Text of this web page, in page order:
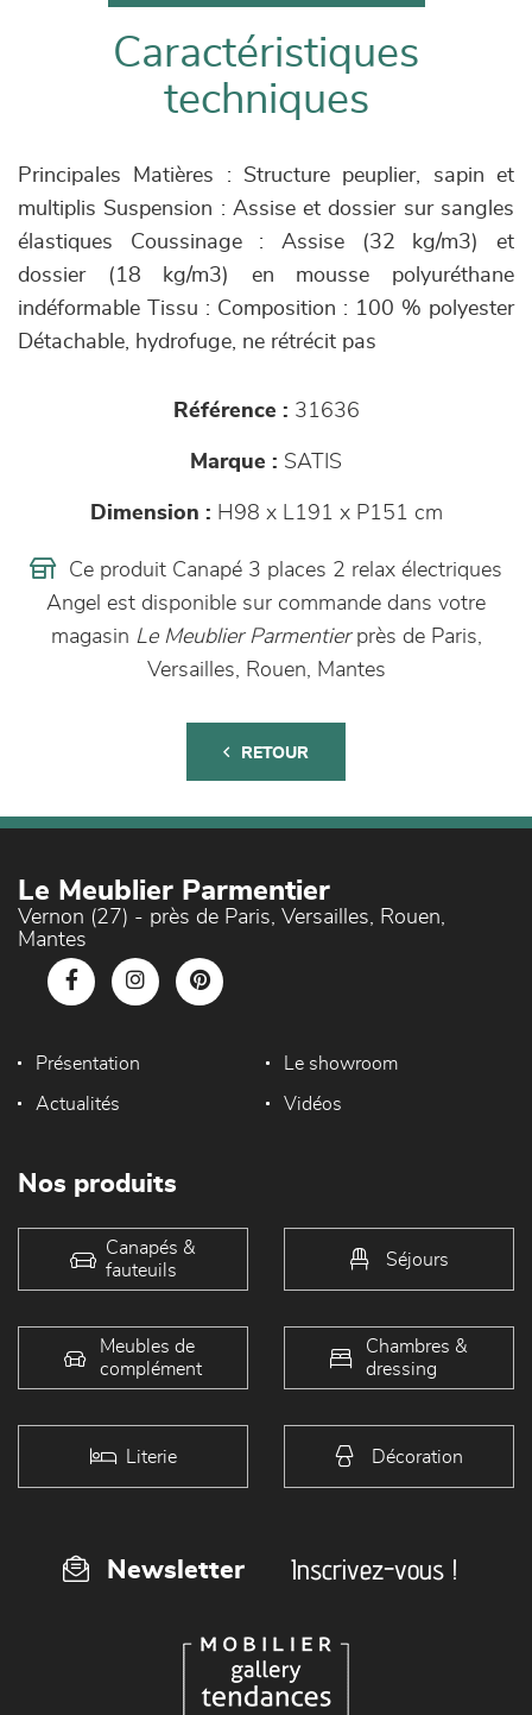
Caractéristiques
techniques
Principales Matières : Structure peuplier, sapin et
multiplis Suspension : Assise et dossier sur sangles
élastiques Coussinage : Assise (32 kg/m3) et
dossier (18 kg/m3) en mousse polyuréthane
indéformable Tissu : Composition : 100 % polyester
Détachable, hydrofuge, ne rétrécit pas
Référence : 31636
Marque : SATIS
Dimension : H98 x L191 x P151 cm
Ce produit Canapé 3 places 2 relax électriques
Angel est disponible sur commande dans votre
magasin Le Meublier Parmentierprès de Paris,
Versailles, Rouen, Mantes
RETOUR
Le Meublier Parmentier
Vernon (27) - près de Paris, Versailles, Rouen,
Mantes
Présentation Le showroom
Actualités Vidéos
Nos produits
Canapés &
fauteuils
Séjours
Meubles de
complément
Chambres &
dressing
Literie Décoration
Newsletter Inscrivez-vous !